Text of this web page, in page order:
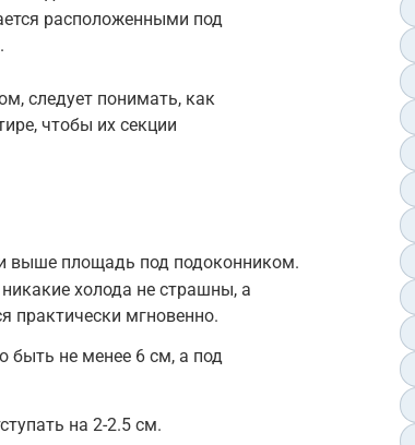
расположенными под
следует понимать, как
чтобы их секции
выше площадь под подоконником.
холода не страшны, а
практически мгновенно.
быть не менее 6 см, а под
на 2-2.5 см.